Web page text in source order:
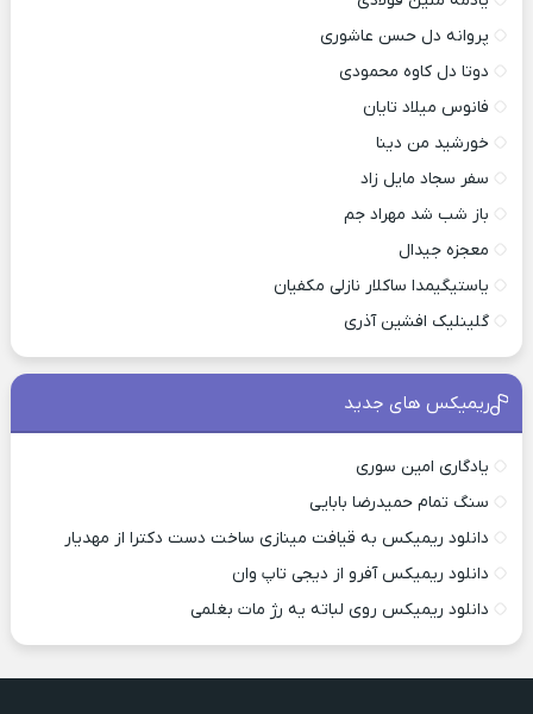
پروانه دل حسن عاشوری
دوتا دل کاوه محمودی
فانوس میلاد تایان
خورشید من دینا
سفر سجاد مایل زاد
باز شب شد مهراد جم
معجزه جیدال
یاستیگیمدا ساکلار نازلی مکفیان
گلینلیک افشین آذری
ریمیکس های جدید
یادگاری امین سوری
سنگ تمام حمیدرضا بابایی
دانلود ریمیکس به قیافت مینازی ساخت دست دکترا از مهدیار
دانلود ریمیکس آفرو از ديجی تاپ وان
دانلود ریمیکس روی لباته یه رژ مات بغلمی